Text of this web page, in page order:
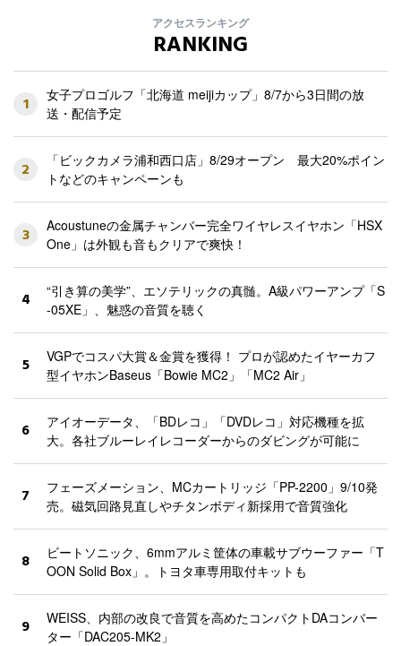
アクセスランキング
RANKING
1
女子プロゴルフ「北海道 meijiカップ」8/7から3日間の放
送・配信予定
2
「ビックカメラ浦和西口店」8/29オープン 最大20%ポイン
トなどのキャンペーンも
3
Acoustuneの金属チャンバー完全ワイヤレスイヤホン「HSX
One」は外観も音もクリアで爽快！
4
“引き算の美学”、エソテリックの真髄。A級パワーアンプ「S
-05XE」、魅惑の音質を聴く
5
VGPでコスパ大賞＆金賞を獲得！ プロが認めたイヤーカフ
型イヤホンBaseus「Bowie MC2」「MC2 Air」
6
アイオーデータ、「BDレコ」「DVDレコ」対応機種を拡
大。各社ブルーレイレコーダーからのダビングが可能に
7
フェーズメーション、MCカートリッジ「PP-2200」9/10発
売。磁気回路見直しやチタンボディ新採用で音質強化
8
ビートソニック、6mmアルミ筐体の車載サブウーファー「T
OON Solid Box」。トヨタ車専用取付キットも
9
WEISS、内部の改良で音質を高めたコンパクトDAコンバー
ター「DAC205-MK2」